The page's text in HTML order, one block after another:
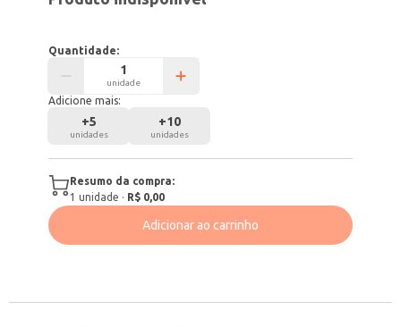
Quantidade:
unidade
Adicione mais:
+5
unidades
+10
unidades
Resumo da compra:
1 unidade · R$ 0,00
Adicionar ao carrinho